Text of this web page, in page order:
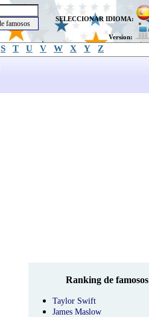
SELECCIONAR IDIOMA:
Version:
S T U V W X Y Z
Ranking de famosos
Taylor Swift
James Maslow